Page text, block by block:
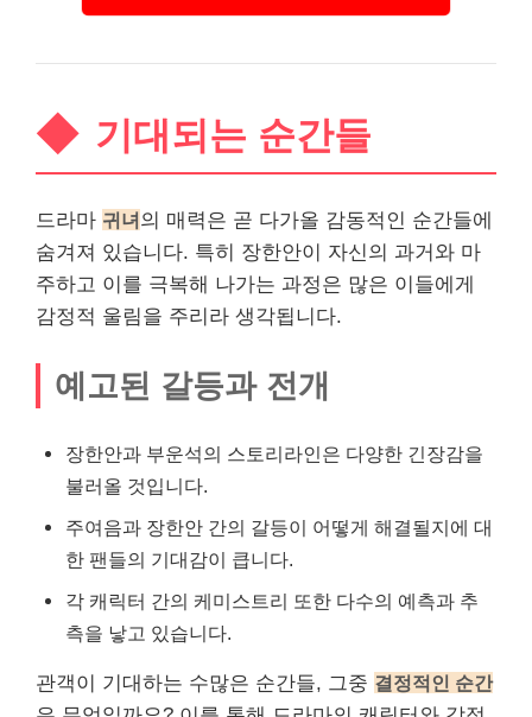
기대되는 순간들
드라마 귀녀의 매력은 곧 다가올 감동적인 순간들에
숨겨져 있습니다. 특히 장한안이 자신의 과거와 마
주하고 이를 극복해 나가는 과정은 많은 이들에게
감정적 울림을 주리라 생각됩니다.
예고된 갈등과 전개
장한안과 부운석의 스토리라인은 다양한 긴장감을
불러올 것입니다.
주여음과 장한안 간의 갈등이 어떻게 해결될지에 대
한 팬들의 기대감이 큽니다.
각 캐릭터 간의 케미스트리 또한 다수의 예측과 추
측을 낳고 있습니다.
관객이 기대하는 수많은 순간들, 그중 결정적인 순간